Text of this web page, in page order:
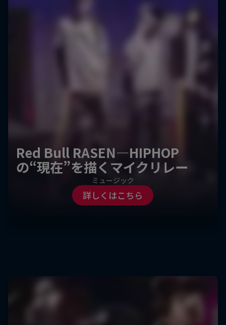
Red Bull RASEN—HIPHOP
の“現在”を描くマイクリレー
詳しくはこちら
ミュージック